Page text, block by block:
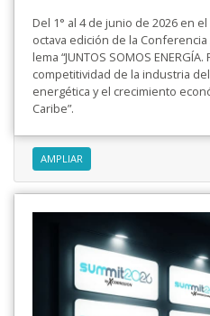
Del 1° al 4 de junio de 2026 en
octava edición de la
lema “JUNTOS SOMOS
competitividad de la industria
energética y el crecimiento
Caribe”.
AMPLIAR